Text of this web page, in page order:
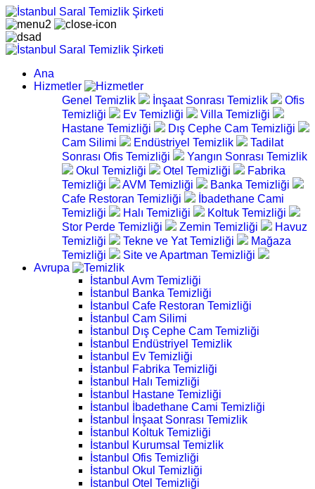
Ana
Hizmetler
Genel Temizlik
İnşaat Sonrası Temizlik
Ofis
Temizliği
Ev Temizliği
Villa Temizliği
Hastane Temizliği
Dış Cephe Cam Temizliği
Cam Silimi
Endüstriyel Temizlik
Tadilat
Sonrası Ofis Temizliği
Yangın Sonrası Temizlik
Okul Temizliği
Otel Temizliği
Fabrika
Temizliği
AVM Temizliği
Banka Temizliği
Cafe Restoran Temizliği
İbadethane Cami
Temizliği
Halı Temizliği
Koltuk Temizliği
Stor Perde Temizliği
Zemin Temizliği
Havuz
Temizliği
Tekne ve Yat Temizliği
Mağaza
Temizliği
Site ve Apartman Temizliği
Avrupa
İstanbul Avm Temizliği
İstanbul Banka Temizliği
İstanbul Cafe Restoran Temizliği
İstanbul Cam Silimi
İstanbul Dış Cephe Cam Temizliği
İstanbul Endüstriyel Temizlik
İstanbul Ev Temizliği
İstanbul Fabrika Temizliği
İstanbul Halı Temizliği
İstanbul Hastane Temizliği
İstanbul İbadethane Cami Temizliği
İstanbul İnşaat Sonrası Temizlik
İstanbul Koltuk Temizliği
İstanbul Kurumsal Temizlik
İstanbul Ofis Temizliği
İstanbul Okul Temizliği
İstanbul Otel Temizliği